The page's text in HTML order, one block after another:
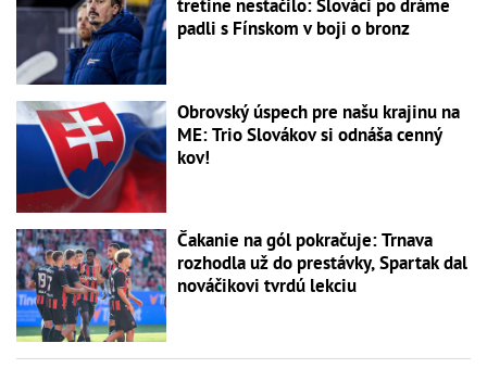
tretine nestačilo: Slováci po dráme
padli s Fínskom v boji o bronz
Obrovský úspech pre našu krajinu na
ME: Trio Slovákov si odnáša cenný
kov!
Čakanie na gól pokračuje: Trnava
rozhodla už do prestávky, Spartak dal
nováčikovi tvrdú lekciu